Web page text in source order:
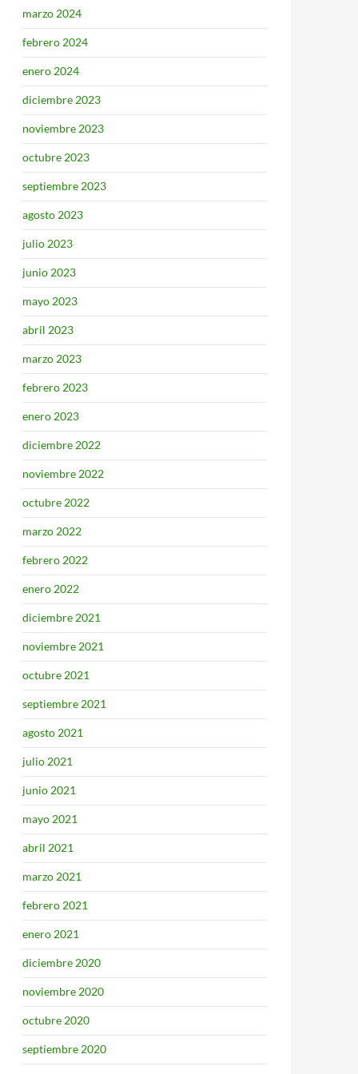
marzo 2024
febrero 2024
enero 2024
diciembre 2023
noviembre 2023
octubre 2023
septiembre 2023
agosto 2023
julio 2023
junio 2023
mayo 2023
abril 2023
marzo 2023
febrero 2023
enero 2023
diciembre 2022
noviembre 2022
octubre 2022
marzo 2022
febrero 2022
enero 2022
diciembre 2021
noviembre 2021
octubre 2021
septiembre 2021
agosto 2021
julio 2021
junio 2021
mayo 2021
abril 2021
marzo 2021
febrero 2021
enero 2021
diciembre 2020
noviembre 2020
octubre 2020
septiembre 2020